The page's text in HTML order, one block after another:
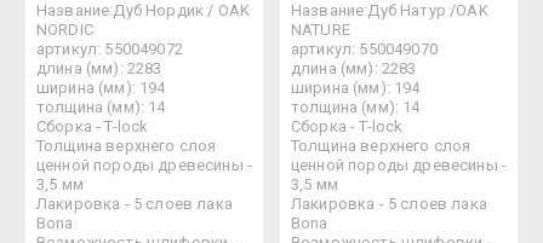
Название:Дуб Нордик / OAK
NORDIC
артикул: 550049072
длина (мм): 2283
ширина (мм): 194
толщина (мм): 14
Сборка - T-lock
Толщина верхнего слоя
ценной породы древесины -
3,5 мм
Лакировка - 5 слоев лака
Bona
Название:Дуб Натур /OAK
NATURE
артикул: 550049070
длина (мм): 2283
ширина (мм): 194
толщина (мм): 14
Сборка - T-lock
Толщина верхнего слоя
ценной породы древесины -
3,5 мм
Лакировка - 5 слоев лака
Bona